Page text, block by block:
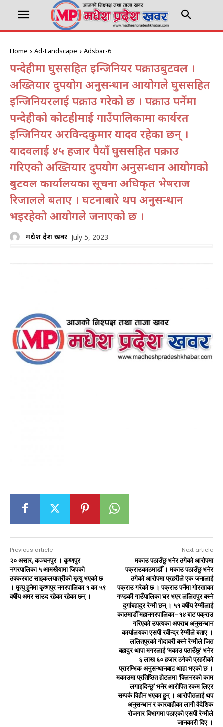
Home Ad-Landscape Adsbar-6
रुपन्देहीमा घुससहित इन्जिनियर पक्राउबुटवल ।
अख्तियार दुरुपयोग अनुसन्धान आयोगले घुससहित
इन्जिनियरलाई पक्राउ गरेको छ । पक्राउ पर्नेमा
रुपन्देहीको कोटहीमाई गाउँपालिकामा कार्यरत
इन्जिनियर अरविन्दकुमार यादव रहेका छन् ।
यादवलाई ४५ हजार रुपैयाँ घुससहित पक्राउ
गरिएको अख्तियार दुरुपयोग अनुसन्धान आयोगको
बुटवल कार्यालयका सूचना अधिकृत भेषराज
रिजालले बताए । घटनाबारे थप अनुसन्धान
भइरहेको आयोगले जनाएको छ ।
मधेश प्रदेश खवर July 5, 2023
Previous article
२० असार, कञ्चनपुर । कृष्णपुर
नगरपालिका ५ आमखैयामा जिपको
ठक्करबाट साइकलयात्रीको मृत्यु भएको छ
। मृत्यु हुनेमा कृष्णपुर नगरपालिका १ का ५९
वर्षीय अमर साउद रहेका रहेका छन् ।
Next article
मकाउ पठाउँछु भनेर ठगेको आरोपमा
पक्राउकाठमाडौँ । मकाउ पठाउँछु भनेर
ठगेको आरोपमा प्रहरीले एक जनालाई
पक्राउ गरेको छ । पक्राउ पर्नेमा गोरखाका
गण्डकी गाउँपालिका घर भएर ललितपुर बस्ने
दुर्गाबहादुर रेग्मी छन् । ५१ वर्षीय रेग्मीलाई
काठमाडौँ महानगरपालिका–१४ बाट पक्राउ
गरिएको उपत्यका अपराध अनुसन्धान
कार्यालयका एसपी रवीन्द्र रेग्मीले बताए ।
ललितपुरको गोदावरी बस्ने रेग्मीले जित
बहादुर थापा मगरलाई ‘मकाउ पठाउँछु’ भनेर
६ लाख ६० हजार ठगेको प्रहरीको
प्रारम्भिक अनुसन्धानबाट थाहा भएको छ ।
मकाउमा प्रतिष्ठित होटलमा ‘क्लिनरको काम
लगाइदिन्छु’ भनेर आरोपित रकम लिएर
सम्पर्क विहीन भएका हुन् । आरोपीतलाई थप
अनुसन्धान र कारवाहीका लागी वैदेशिक
रोजगार विभागमा पठाएको एसपी रेग्मीले
जानकारी दिए ।